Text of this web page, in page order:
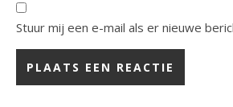
Stuur mij een e-mail als er nieuwe